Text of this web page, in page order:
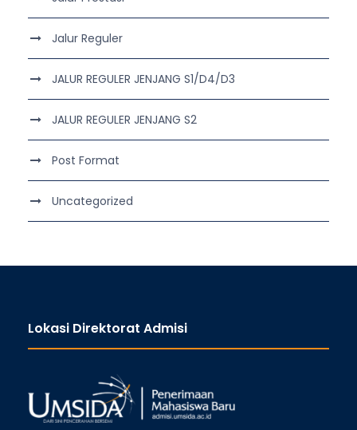
Jalur Reguler
JALUR REGULER JENJANG S1/D4/D3
JALUR REGULER JENJANG S2
Post Format
Uncategorized
Lokasi Direktorat Admisi